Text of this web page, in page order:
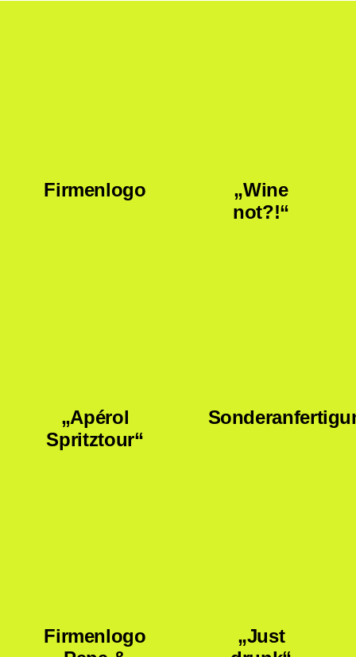
Firmenlogo
„Wine
not?!“
„Apérol
Spritztour“
Firmenlogo
„Just